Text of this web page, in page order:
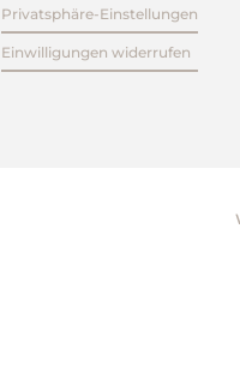
Privatsphäre-Einstellungen
Einwilligungen widerrufen